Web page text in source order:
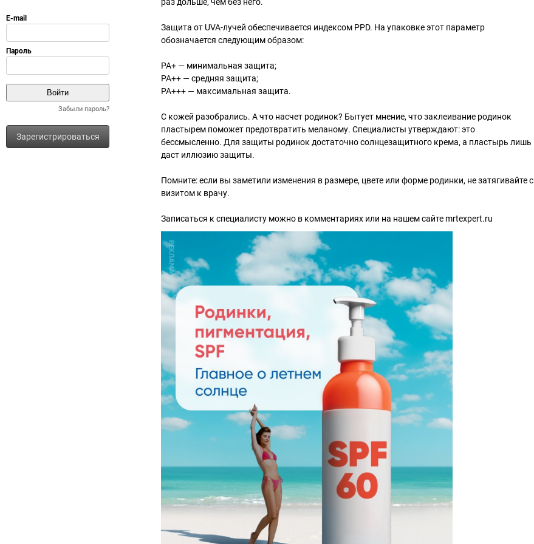
Забыли пароль?
Зарегистрироваться
Защита от UVA-лучей обеспечивается индексом PPD. На упаковке этот параметр
обозначается следующим образом:
PA+ — минимальная защита;
PA++ — средняя защита;
PA+++ — максимальная защита.
С кожей разобрались. А что насчет родинок? Бытует мнение, что заклеивание родинок
пластырем поможет предотвратить меланому. Специалисты утверждают: это
бессмысленно. Для защиты родинок достаточно солнцезащитного крема, а пластырь лишь
даст иллюзию защиты.
Помните: если вы заметили изменения в размере, цвете или форме родинки, не затягивайте с
визитом к врачу.
Записаться к специалисту можно в комментариях или на нашем сайте mrtexpert.ru